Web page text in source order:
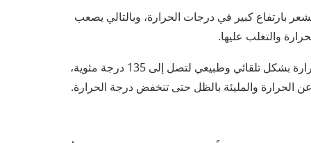
درجة حرارة مرتفعة عن 110 فهرنهايت، نشعر بارتفاع كبير في درجات الحرارة، وبالتالي يصعب
والتغلب عليها.
القطط تمتلك فرو يغطي جسمها بالكامل، وبالتالي ترتفع درجة الحرارة بشكل تلقائي وطبيعي لتصل إلى 135 درجة مئوية،
الحرارة والمليئة بالظل حتى تنخفض درجة الحرارة.